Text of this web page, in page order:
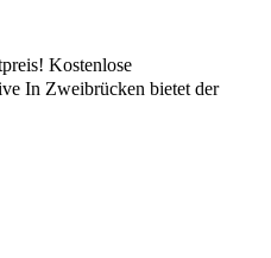
Kostenlose
der